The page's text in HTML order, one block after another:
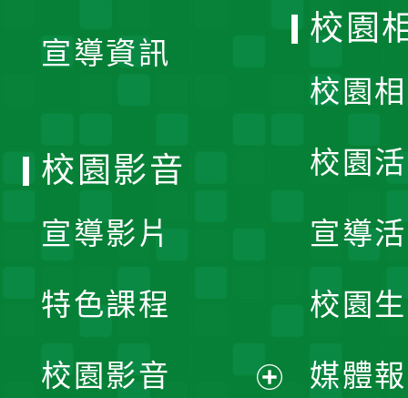
宣導資訊
校園
校園
校園
宣導
校園
媒體
校園影音
宣導影片
特色課程
校園影音